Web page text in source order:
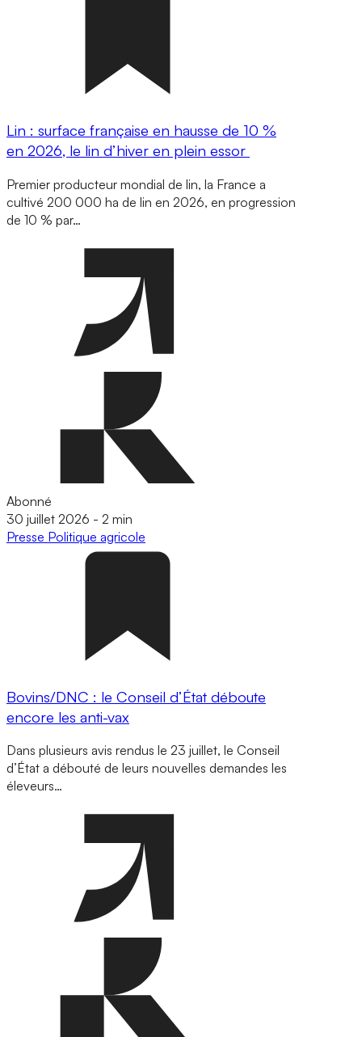
Lin : surface française en hausse de 10 %
en 2026, le lin d’hiver en plein essor
Premier producteur mondial de lin, la France a
cultivé 200 000 ha de lin en 2026, en progression
de 10 % par…
Abonné
30 juillet 2026 - 2 min
Presse Politique agricole
Bovins/DNC : le Conseil d’État déboute
encore les anti-vax
Dans plusieurs avis rendus le 23 juillet, le Conseil
d’État a débouté de leurs nouvelles demandes les
éleveurs…